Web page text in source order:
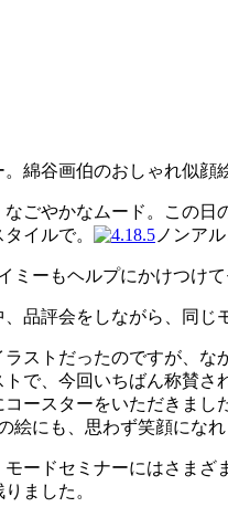
綿谷画伯のおしゃれ似顔
ごやかなムード。この
イルで。
ノンア
ミーもヘルプにかけつけ
品評会をしながら、同じ
ストだったのですが、な
で、今回いちばん称賛
ースターをいただきまし
絵にも、思わず笑顔になれ
モードセミナーにはさま
ました。